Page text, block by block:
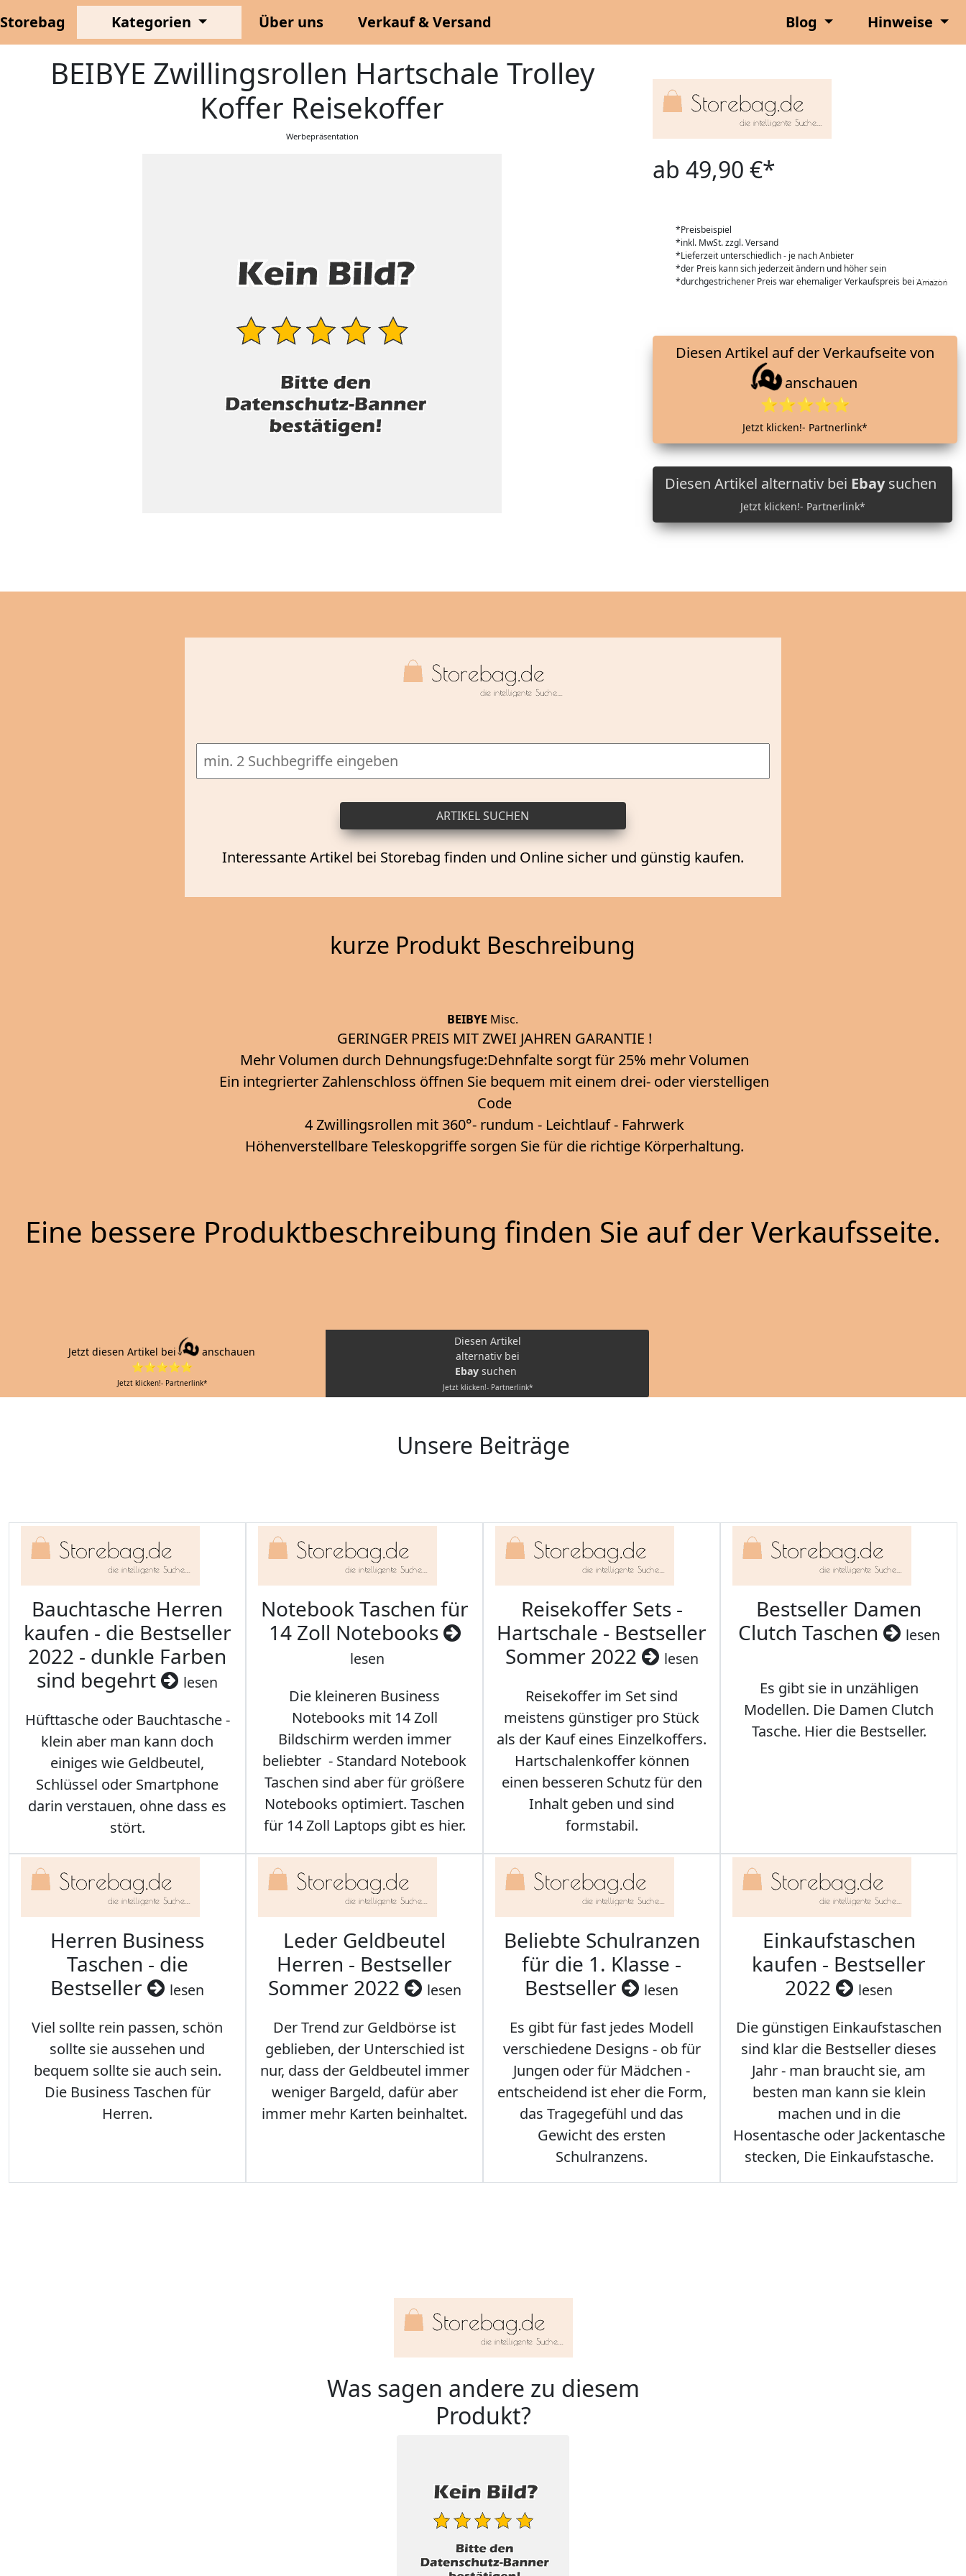
Storebag Kategorien Über uns Verkauf & Versand Blog Hinweise
BEIBYE Zwillingsrollen Hartschale Trolley
Koffer Reisekoffer
Werbepräsentation
ab 49,90 €*
*Preisbeispiel
*inkl. MwSt. zzgl. Versand
*Lieferzeit unterschiedlich - je nach Anbieter
*der Preis kann sich jederzeit ändern und höher sein
*durchgestrichener Preis war ehemaliger Verkaufspreis bei
anschauen
⭐⭐⭐⭐⭐
Jetzt klicken!- Partnerlink*
Diesen Artikel alternativ bei Ebaysuchen
Jetzt klicken!- Partnerlink*
Interessante Artikel bei Storebag finden und Online sicher und günstig kaufen.
kurze Produkt Beschreibung
BEIBYE Misc.
GERINGER PREIS MIT ZWEI JAHREN GARANTIE !
Mehr Volumen durch Dehnungsfuge:Dehnfalte sorgt für 25% mehr Volumen
Ein integrierter Zahlenschloss öffnen Sie bequem mit einem drei- oder vierstelligen
Code
4 Zwillingsrollen mit 360°- rundum - Leichtlauf - Fahrwerk
Höhenverstellbare Teleskopgriffe sorgen Sie für die richtige Körperhaltung.
Eine bessere Produktbeschreibung finden Sie auf der Verkaufsseite.
Jetzt diesen Artikel bei
anschauen
⭐⭐⭐⭐⭐
Jetzt klicken!- Partnerlink*
Diesen Artikel
alternativ bei
Ebay suchen
Jetzt klicken!- Partnerlink*
Unsere Beiträge
Bauchtasche Herren
kaufen - die Bestseller
2022 - dunkle Farben
sind begehrt
lesen
Hüfttasche oder Bauchtasche -
klein aber man kann doch
einiges wie Geldbeutel,
Schlüssel oder Smartphone
darin verstauen, ohne dass es
stört.
Notebook Taschen für
14 Zoll Notebooks
lesen
Die kleineren Business
Notebooks mit 14 Zoll
Bildschirm werden immer
beliebter - Standard Notebook
Taschen sind aber für größere
Notebooks optimiert. Taschen
für 14 Zoll Laptops gibt es hier.
Reisekoffer Sets -
Hartschale - Bestseller
Sommer 2022
lesen
Reisekoffer im Set sind
meistens günstiger pro Stück
als der Kauf eines Einzelkoffers.
Hartschalenkoffer können
einen besseren Schutz für den
Inhalt geben und sind
formstabil.
Bestseller Damen
Clutch Taschen
lesen
Es gibt sie in unzähligen
Modellen. Die Damen Clutch
Tasche. Hier die Bestseller.
Herren Business
Taschen - die
Bestseller
lesen
Viel sollte rein passen, schön
sollte sie aussehen und
bequem sollte sie auch sein.
Die Business Taschen für
Herren.
Leder Geldbeutel
Herren - Bestseller
Sommer 2022
lesen
Der Trend zur Geldbörse ist
geblieben, der Unterschied ist
nur, dass der Geldbeutel immer
weniger Bargeld, dafür aber
immer mehr Karten beinhaltet.
Beliebte Schulranzen
für die 1. Klasse -
Bestseller
lesen
Es gibt für fast jedes Modell
verschiedene Designs - ob für
Jungen oder für Mädchen -
entscheidend ist eher die Form,
das Tragegefühl und das
Gewicht des ersten
Schulranzens.
Einkaufstaschen
kaufen - Bestseller
2022
lesen
Die günstigen Einkaufstaschen
sind klar die Bestseller dieses
Jahr - man braucht sie, am
besten man kann sie klein
machen und in die
Hosentasche oder Jackentasche
stecken, Die Einkaufstasche.
Was sagen andere zu diesem
Produkt?